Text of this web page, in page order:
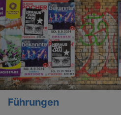
Führungen
XSRF-TOKEN